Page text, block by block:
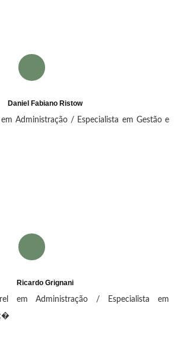
Daniel Fabiano Ristow
Administração / Especialista em Gestão e
Ricardo Grignani
em Administração / Especialista em